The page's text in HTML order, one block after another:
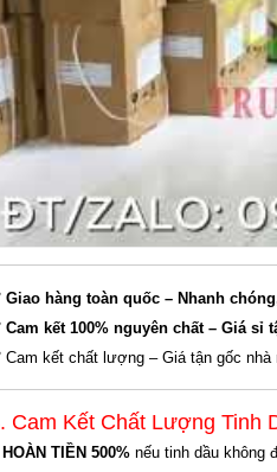
Giao hàng toàn quốc – Nhanh
Cam kết 100% nguyên chất – Giá sỉ
Cam kết chất lượng – Giá tận gốc nhà
Cam Kết Chất Lượng Tinh
HOÀN TIỀN 500% nếu tinh dầu không